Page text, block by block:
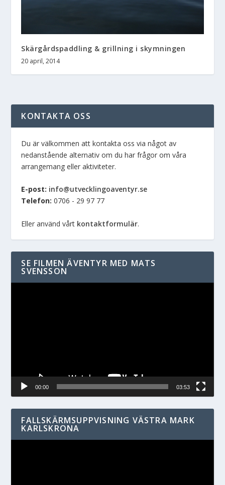
Skärgårdspaddling & grillning i skymningen
20 april, 2014
KONTAKTA OSS
Du är välkommen att kontakta oss via något av
nedanstående alternativ om du har frågor om våra
arrangemang eller aktiviteter.
E-post: info@utvecklingoaventyr.se
Telefon: 0706 - 29 97 77
Eller använd vårt kontaktformulär.
SE FILMEN ÄVENTYR MED MATS
SVENSSON
00:00 03:53
FALLSKÄRMSUPPVISNING VÄSTRA MARK
KARLSKRONA